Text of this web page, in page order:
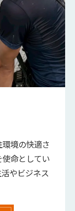
境の快適さ
命としてい
やビジネス